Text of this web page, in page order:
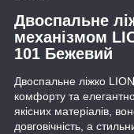
Двоспальне
механізмом
101 Бежевий
Двоспальне ліжко
комфорту та
якісних матеріалів,
довговічність, а